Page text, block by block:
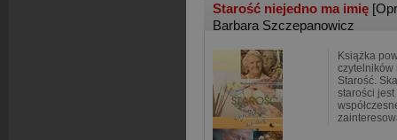
Starość niejedno ma imię
Barbara Szczepanowicz
Książka
czytelników
Starość.
starości jest